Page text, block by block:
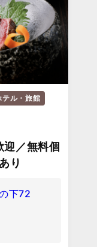
テル・旅館
／無料個
り
下72